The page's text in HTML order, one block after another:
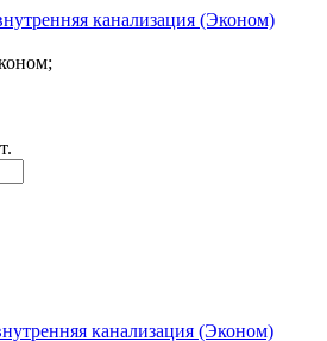
канализация (Эконом)
канализация (Эконом)